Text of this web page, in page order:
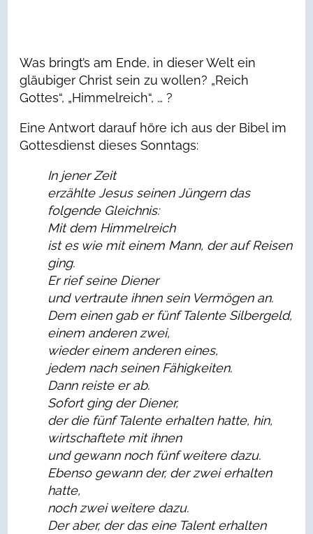
Was bringt’s am Ende, in dieser Welt ein
gläubiger Christ sein zu wollen? „Reich
Gottes“, „Himmelreich“, … ?
Eine Antwort darauf höre ich aus der Bibel im
Gottesdienst dieses Sonntags:
In jener Zeit
erzählte Jesus seinen Jüngern das
folgende Gleichnis:
Mit dem Himmelreich
ist es wie mit einem Mann, der auf Reisen
ging.
Er rief seine Diener
und vertraute ihnen sein Vermögen an.
Dem einen gab er fünf Talente Silbergeld,
einem anderen zwei,
wieder einem anderen eines,
jedem nach seinen Fähigkeiten.
Dann reiste er ab.
Sofort ging der Diener,
der die fünf Talente erhalten hatte, hin,
wirtschaftete mit ihnen
und gewann noch fünf weitere dazu.
Ebenso gewann der, der zwei erhalten
hatte,
noch zwei weitere dazu.
Der aber, der das eine Talent erhalten